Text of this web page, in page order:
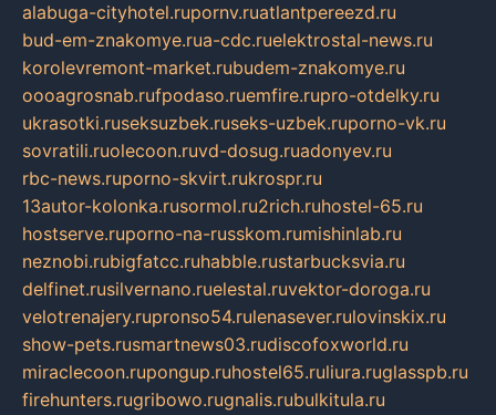
alabuga-cityhotel.rupornv.ruatlantpereezd.ru
bud-em-znakomye.rua-cdc.ruelektrostal-news.ru
korolevremont-market.rubudem-znakomye.ru
oooagrosnab.rufpodaso.ruemfire.rupro-otdelky.ru
ukrasotki.ruseksuzbek.ruseks-uzbek.ruporno-vk.ru
sovratili.ruolecoon.ruvd-dosug.ruadonyev.ru
rbc-news.ruporno-skvirt.rukrospr.ru
13autor-kolonka.rusormol.ru2rich.ruhostel-65.ru
hostserve.ruporno-na-russkom.rumishinlab.ru
neznobi.rubigfatcc.ruhabble.rustarbucksvia.ru
delfinet.rusilvernano.ruelestal.ruvektor-doroga.ru
velotrenajery.rupronso54.rulenasever.rulovinskix.ru
show-pets.rusmartnews03.rudiscofoxworld.ru
miraclecoon.rupongup.ruhostel65.ruliura.ruglasspb.ru
firehunters.rugribowo.rugnalis.rubulkitula.ru